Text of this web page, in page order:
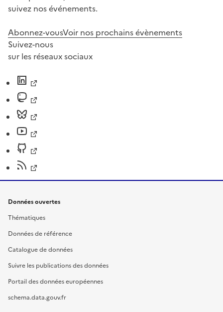
suivez nos événements.
Abonnez-vousVoir nos prochains évènements
Suivez-nous
sur les réseaux sociaux
Données ouvertes
Thématiques
Données de référence
Catalogue de données
Suivre les publications des données
Portail des données européennes
schema.data.gouv.fr